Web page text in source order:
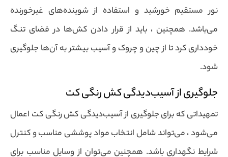
نور مستقیم خورشید و استفاده از شوینده‌های غیرخورنده
می‌باشد. همچنین ، باید از قرار دادن کش‌ها در فضای تنگ
خودداری کرد تا از چین و چروک و آسیب بیشتر به آن‌ها جلوگیری
شود.
جلوگیری از آسیب‌دیدگی کش رنگی کت
تمهیداتی که برای جلوگیری از آسیب‌دیدگی کش رنگی کت اعمال
می‌شود ، می‌تواند شامل انتخاب مواد پوششی مناسب و کنترل
شرایط نگهداری باشد. همچنین می‌توان از وسایل مناسب برای